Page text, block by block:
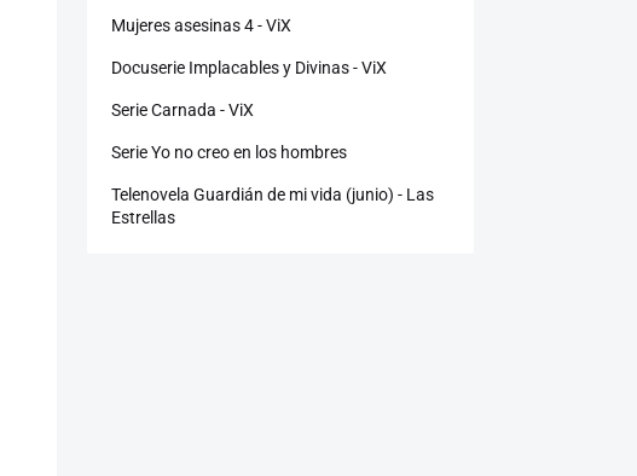
Mujeres asesinas 4 - ViX
Docuserie Implacables y Divinas - ViX
Serie Carnada - ViX
Serie Yo no creo en los hombres
Telenovela Guardián de mi vida (junio) - Las
Estrellas